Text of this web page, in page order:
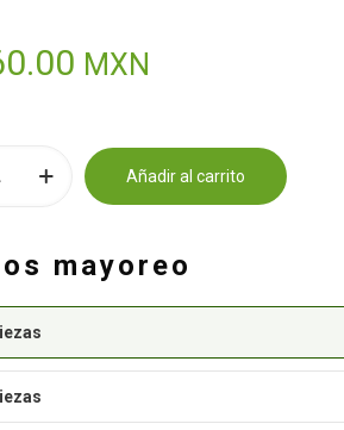
MXN
Añadir al carrito
mayoreo